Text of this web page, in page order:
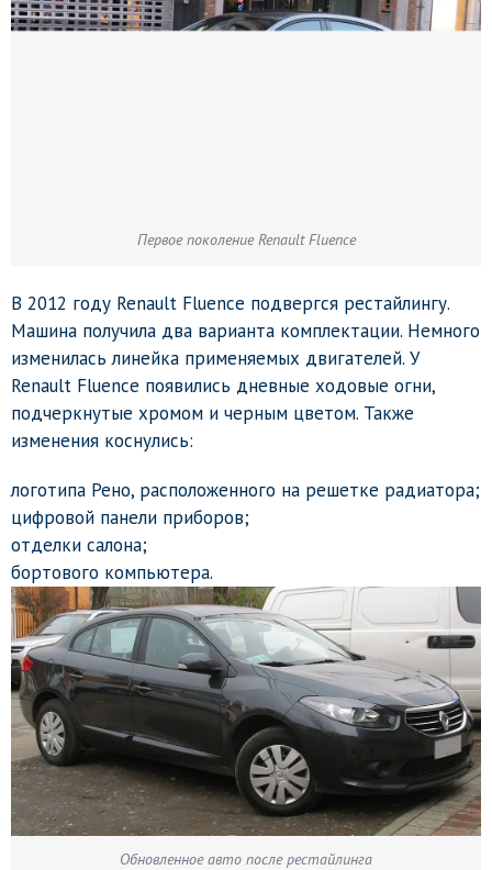
Первое поколение Renault Fluence
В 2012 году Renault Fluence подвергся рестайлингу.
Машина получила два варианта комплектации. Немного
изменилась линейка применяемых двигателей. У
Renault Fluence появились дневные ходовые огни,
подчеркнутые хромом и черным цветом. Также
изменения коснулись:
логотипа Рено, расположенного на решетке радиатора;
цифровой панели приборов;
отделки салона;
бортового компьютера.
Обновленное авто после рестайлинга